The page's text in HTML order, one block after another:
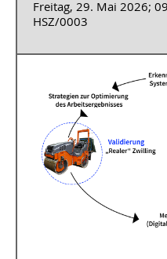
Freitag, 29. Mai 2026;
HSZ/0003